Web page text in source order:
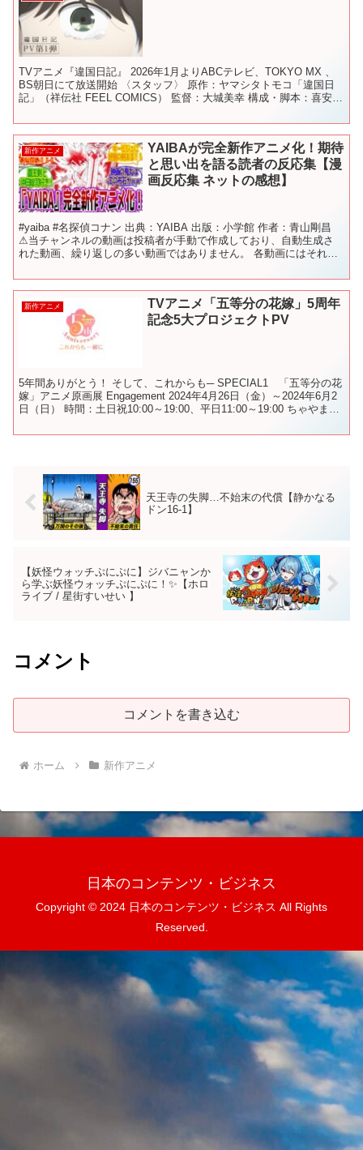
TVアニメ『違国日記』 2026年1月よりABCテレビ、TOKYO MX 、
BS朝日にて放送開始 〈スタッフ〉 原作：ヤマシタトモコ「違国日
記」（祥伝社 FEEL COMICS） 監督：大城美幸 構成・脚本：喜安浩
新作アニメ
YAIBAが完全新作アニメ化！期待
と思い出を語る読者の反応集【漫
画反応集 ネットの感想】
#yaiba #名探偵コナン 出典：YAIBA 出版：小学館 作者：青山剛昌
⚠当チャンネルの動画は投稿者が手動で作成しており、自動生成さ
れた動画、繰り返しの多い動画ではありません。 各動画にはそれぞ
新作アニメ
TVアニメ「五等分の花嫁」5周年
記念5大プロジェクトPV
5年間ありがとう！ そして、これからも─ SPECIAL1 「五等分の花
嫁」アニメ原画展 Engagement 2024年4月26日（金）～2024年6月2
日（日） 時間：土日祝10:00～19:00、平日11:00～19:00 ちゃやま
天王寺の失脚…不始末の代償【静かなる
ドン16-1】
【妖怪ウォッチぷにぷに】ジバニャンか
ら学ぶ妖怪ウォッチぷにぷに！✨【ホロ
ライブ / 星街すいせい 】
コメント
コメントを書き込む
ホーム 新作アニメ
日本のコンテンツ・ビジネス
Copyright © 2024 日本のコンテンツ・ビジネス All Rights
Reserved.